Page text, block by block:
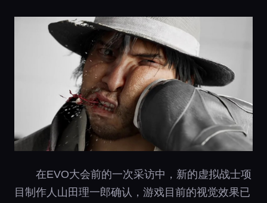
在EVO大会前的一次采访中，新的虚拟战士项
目制作人山田理一郎确认，游戏目前的视觉效果已